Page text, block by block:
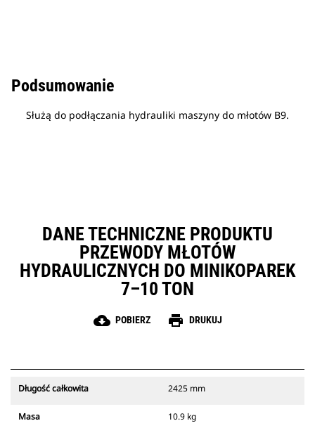
Podsumowanie
Służą do podłączania hydrauliki maszyny do młotów B9.
DANE TECHNICZNE PRODUKTU
PRZEWODY MŁOTÓW
HYDRAULICZNYCH DO MINIKOPAREK
7–10 TON
cloud_download POBIERZ print DRUKUJ
Długość całkowita 2425 mm
Masa 10.9 kg